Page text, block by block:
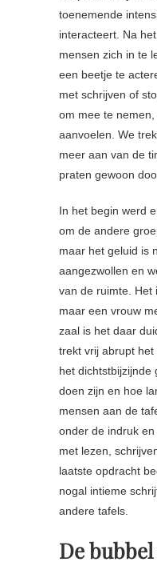
toenemende
interacteert. Na
mensen zich in te
een beetje te
met schrijven of
om mee te
aanvoelen. We
meer aan van de
praten gewoon
In het begin werd
om de andere
maar het geluid is
aangezwollen en
van de ruimte. Het
maar een vrouw
zaal is het daar
trekt vrij abrupt
het dichtstbijzijnde
doen zijn en hoe
mensen aan de
onder de indruk
met lezen,
laatste opdracht
nogal intieme
andere tafels.
De